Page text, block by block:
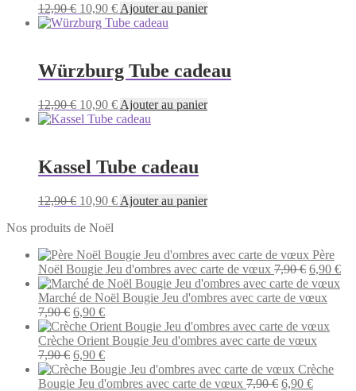
12,90€ Le
prix
12,90 €.
10,90 €Le
prix
10,90 €.
Ajouter au panier
Würzburg Tube cadeau
12,90€ Le
prix
12,90 €.
10,90 €Le
prix
10,90 €.
Ajouter au panier
Kassel Tube cadeau
12,90€ Le
initial
12,90 €.
10,90 €Le
10,90 €.
Ajouter au panier
Nos produits de Noël
Père
Noël Bougie Jeu d'ombres avec carte de vœux 7,90€ Le
prix
initial
7,90 €.
6,90 €Le
Marché de Noël Bougie Jeu d'ombres avec carte de vœux
7,90€ Le
prix
initial
était :
7,90 €.
6,90 €Le
prix
actuel
est :
6,90 €.
Crèche Orient Bougie Jeu d'ombres avec carte de vœux
7,90€ Le
prix
initial
6,90 €Le
prix
actuel
Crèche
Bougie Jeu d'ombres avec carte de vœux 7,90€ Le
6,90 €Le